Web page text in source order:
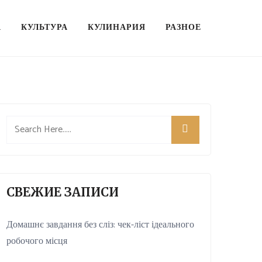
КУЛЬТУРА КУЛИНАРИЯ РАЗНОЕ
СВЕЖИЕ ЗАПИСИ
Домашнє завдання без сліз: чек-ліст ідеального
робочого місця